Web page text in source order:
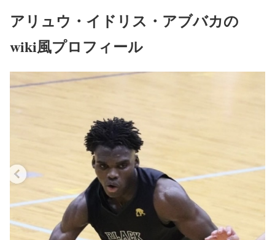
アリュウ・イドリス・アブバカの
wiki風プロフィール